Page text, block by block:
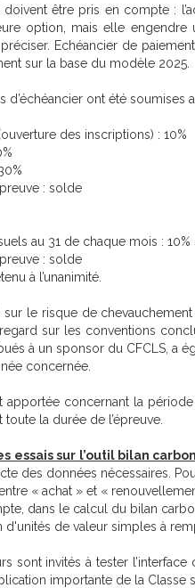
doivent être pris en compte :
option, mais elle engendre
Echéancier de
sur la base du modèle 2025.
d’échéancier ont été soumises
des inscriptions) : 10%
: solde
au 31 de chaque mois :
: solde
à l’unanimité.
sur le risque de
sur les conventions
à un sponsor du CFCLS, a
concernée.
apportée concernant la
la durée de l’épreuve.
essais sur l’outil bilan
des données nécessaires.
« achat » et «
dans le calcul du bilan
d'unités de valeur simples à
sont invités à tester
importante de la Classe